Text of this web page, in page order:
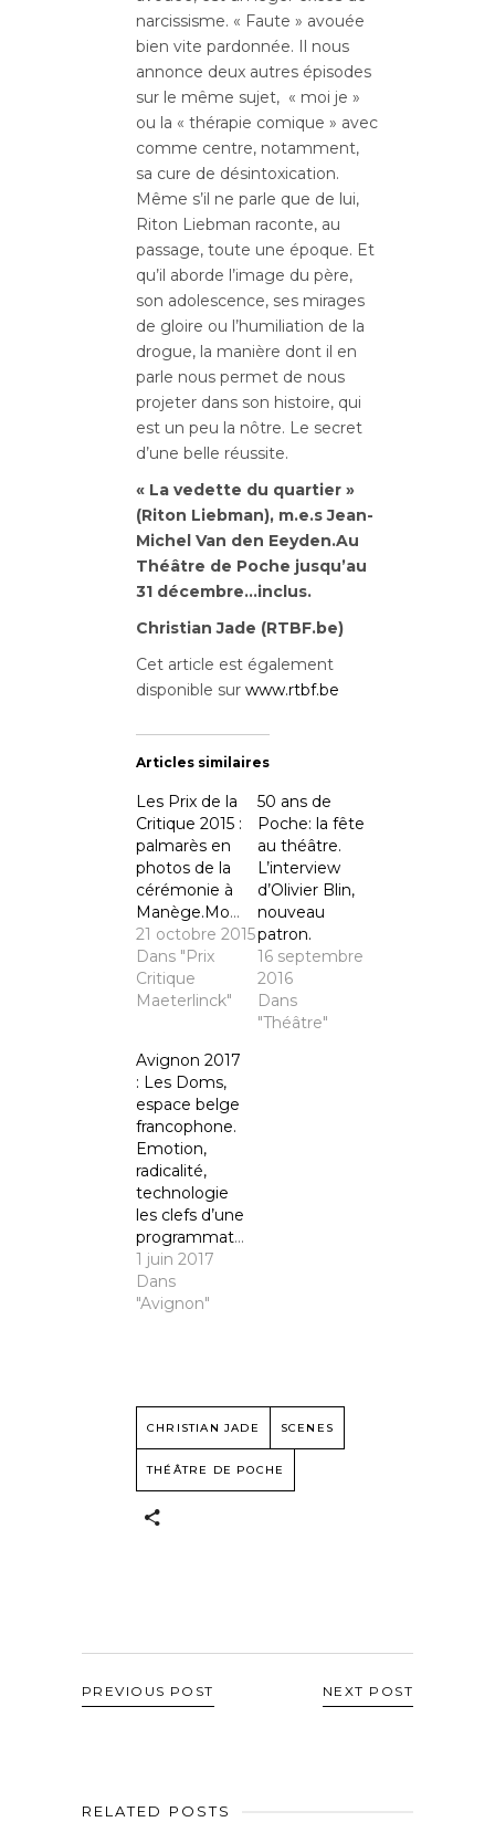
narcissisme. « Faute » avouée
bien vite pardonnée. Il nous
annonce deux autres épisodes
sur le même sujet, « moi je »
ou la « thérapie comique » avec
comme centre, notamment,
sa cure de désintoxication.
Même s’il ne parle que de lui,
Riton Liebman raconte, au
passage, toute une époque. Et
qu’il aborde l’image du père,
son adolescence, ses mirages
de gloire ou l’humiliation de la
drogue, la manière dont il en
parle nous permet de nous
projeter dans son histoire, qui
est un peu la nôtre. Le secret
d’une belle réussite.
« La vedette du quartier »
(Riton Liebman), m.e.s Jean-
Michel Van den Eeyden.Au
Théâtre de Poche jusqu’au
31 décembre…inclus.
Christian Jade (RTBF.be)
Cet article est également
disponible sur www.rtbf.be
Articles similaires
Les Prix de la
Critique 2015 :
palmarès en
photos de la
cérémonie à
Manège.Mons.
21 octobre 2015
Dans "Prix
Critique
Maeterlinck"
50 ans de
Poche: la fête
au théâtre.
L’interview
d’Olivier Blin,
nouveau
patron.
16 septembre
2016
Dans
"Théâtre"
Avignon 2017
: Les Doms,
espace belge
francophone.
Emotion,
radicalité,
technologie
les clefs d’une
programmation.
1 juin 2017
Dans
"Avignon"
CHRISTIAN JADE SCENES
THÉÂTRE DE POCHE
PREVIOUS POST NEXT POST
RELATED POSTS